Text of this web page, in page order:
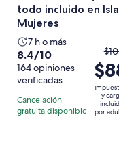
todo incluido en Isla
Mujeres
La
actividad
dura
7
horas
7 h o más
8.4
de
10
con
164
opiniones
8.4/10
164 opiniones
verificadas
Cancelación
gratuita disponible
El
era
y
y
por